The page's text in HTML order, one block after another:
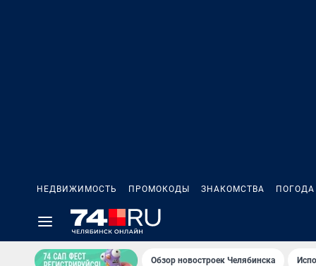
НЕДВИЖИМОСТЬ ПРОМОКОДЫ ЗНАКОМСТВА ПОГОДА
Обзор новостроек Челябинска